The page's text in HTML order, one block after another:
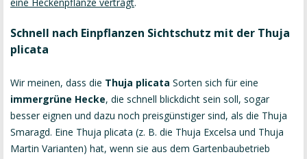
Schnell nach Einpflanzen Sichtschutz mit der Thuja
plicata
Wir meinen, dass die Thuja plicata Sorten sich für eine
immergrüne Hecke, die schnell blickdicht sein soll, sogar
besser eignen und dazu noch preisgünstiger sind, als die Thuja
Smaragd. Eine Thuja plicata (z. B. die Thuja Excelsa und Thuja
Martin Varianten) hat, wenn sie aus dem Gartenbaubetrieb